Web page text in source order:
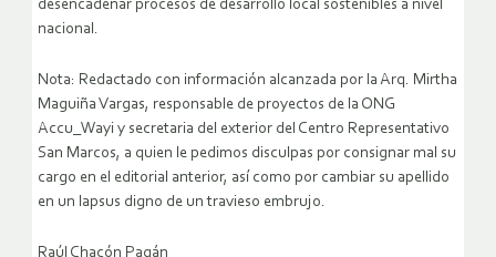
desencadenar procesos de desarrollo local sostenibles a nivel
nacional.
Nota: Redactado con información alcanzada por la Arq. Mirtha
Maguiña Vargas, responsable de proyectos de la ONG
Accu_Wayi y secretaria del exterior del Centro Representativo
San Marcos, a quien le pedimos disculpas por consignar mal su
cargo en el editorial anterior, así como por cambiar su apellido
en un lapsus digno de un travieso embrujo.
Raúl Chacón Pagán